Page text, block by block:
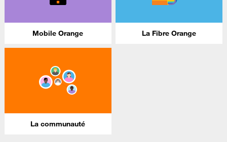
Mobile Orange La Fibre Orange
La communauté